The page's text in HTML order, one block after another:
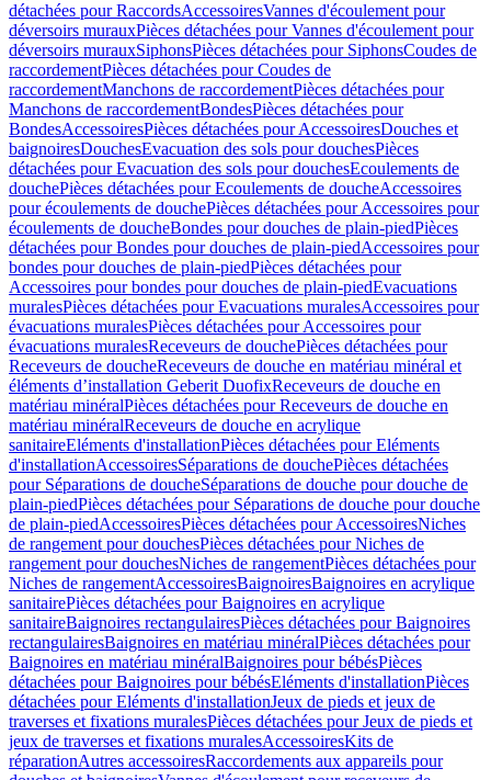
détachées pour RaccordsAccessoiresVannes d'écoulement pour
déversoirs murauxPièces détachées pour Vannes d'écoulement pour
déversoirs murauxSiphonsPièces détachées pour SiphonsCoudes de
raccordementPièces détachées pour Coudes de
raccordementManchons de raccordementPièces détachées pour
Manchons de raccordementBondesPièces détachées pour
BondesAccessoiresPièces détachées pour AccessoiresDouches et
baignoiresDouchesEvacuation des sols pour douchesPièces
détachées pour Evacuation des sols pour douchesEcoulements de
douchePièces détachées pour Ecoulements de doucheAccessoires
pour écoulements de douchePièces détachées pour Accessoires pour
écoulements de doucheBondes pour douches de plain-piedPièces
détachées pour Bondes pour douches de plain-piedAccessoires pour
bondes pour douches de plain-piedPièces détachées pour
Accessoires pour bondes pour douches de plain-piedEvacuations
muralesPièces détachées pour Evacuations muralesAccessoires pour
évacuations muralesPièces détachées pour Accessoires pour
évacuations muralesReceveurs de douchePièces détachées pour
Receveurs de doucheReceveurs de douche en matériau minéral et
éléments d’installation Geberit DuofixReceveurs de douche en
matériau minéralPièces détachées pour Receveurs de douche en
matériau minéralReceveurs de douche en acrylique
sanitaireEléments d'installationPièces détachées pour Eléments
d'installationAccessoiresSéparations de douchePièces détachées
pour Séparations de doucheSéparations de douche pour douche de
plain-piedPièces détachées pour Séparations de douche pour douche
de plain-piedAccessoiresPièces détachées pour AccessoiresNiches
de rangement pour douchesPièces détachées pour Niches de
rangement pour douchesNiches de rangementPièces détachées pour
Niches de rangementAccessoiresBaignoiresBaignoires en acrylique
sanitairePièces détachées pour Baignoires en acrylique
sanitaireBaignoires rectangulairesPièces détachées pour Baignoires
rectangulairesBaignoires en matériau minéralPièces détachées pour
Baignoires en matériau minéralBaignoires pour bébésPièces
détachées pour Baignoires pour bébésEléments d'installationPièces
détachées pour Eléments d'installationJeux de pieds et jeux de
traverses et fixations muralesPièces détachées pour Jeux de pieds et
jeux de traverses et fixations muralesAccessoiresKits de
réparationAutres accessoiresRaccordements aux appareils pour